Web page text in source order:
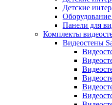
Детские
Панели для
Комплекты
Видеостены